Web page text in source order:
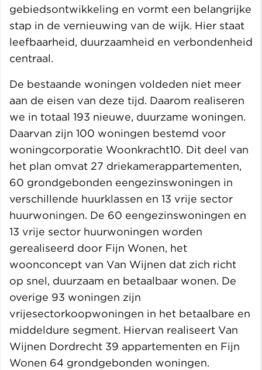
gebiedsontwikkeling en vormt een belangrijke
stap in de vernieuwing van de wijk. Hier staat
leefbaarheid, duurzaamheid en verbondenheid
centraal.
De bestaande woningen voldeden niet meer
aan de eisen van deze tijd. Daarom realiseren
we in totaal 193 nieuwe, duurzame woningen.
Daarvan zijn 100 woningen bestemd voor
woningcorporatie Woonkracht10. Dit deel van
het plan omvat 27 driekamerappartementen,
60 grondgebonden eengezinswoningen in
verschillende huurklassen en 13 vrije sector
huurwoningen. De 60 eengezinswoningen en
13 vrije sector huurwoningen worden
gerealiseerd door Fijn Wonen, het
woonconcept van Van Wijnen dat zich richt
op snel, duurzaam en betaalbaar wonen. De
overige 93 woningen zijn
vrijesectorkoopwoningen in het betaalbare en
middeldure segment. Hiervan realiseert Van
Wijnen Dordrecht 39 appartementen en Fijn
Wonen 64 grondgebonden woningen.